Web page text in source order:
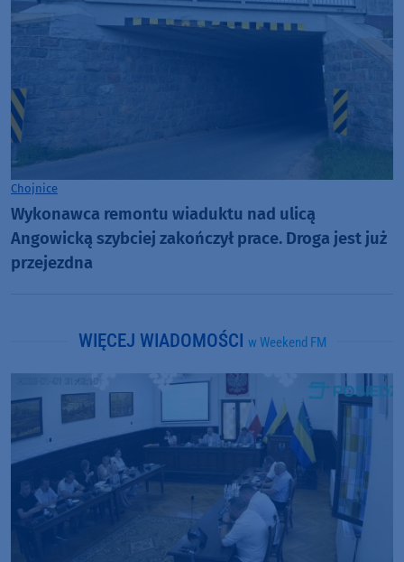
Chojnice
Wykonawca remontu wiaduktu nad ulicą
Angowicką szybciej zakończył prace. Droga jest już
przejezdna
WIĘCEJ WIADOMOŚCI w Weekend FM